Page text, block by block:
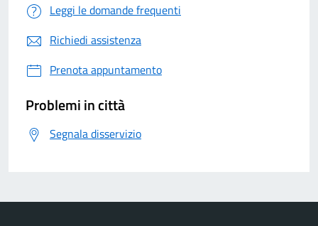
Leggi le domande frequenti
Richiedi assistenza
Prenota appuntamento
Problemi in città
Segnala disservizio